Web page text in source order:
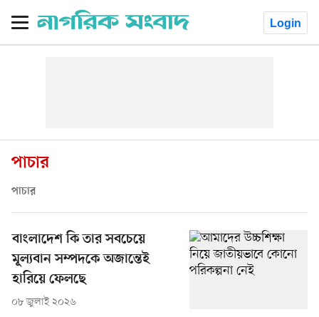
Login
পাচার
পাচার
বাংলাদেশ কি তার সবচেয়ে
মূল্যবান সম্পদকে অজান্তেই
হারিয়ে ফেলছে
০৮ জুলাই ২০২৬